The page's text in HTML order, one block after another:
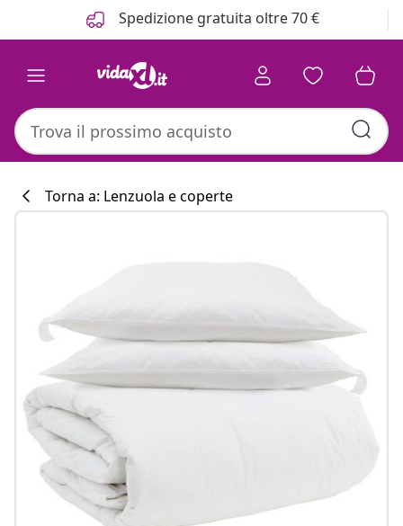
Spedizione gratuita oltre 70 €
Torna a: Lenzuola e coperte